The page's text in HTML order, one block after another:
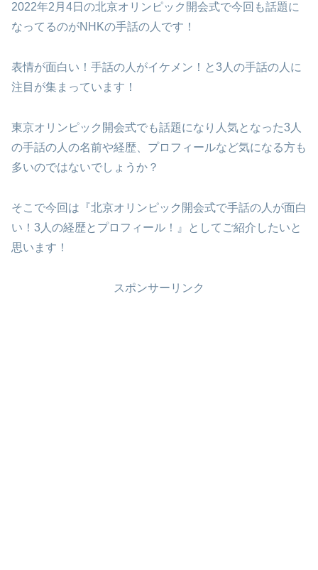
2022年2月4日の北京オリンピック開会式で今回も話題に
なってるのがNHKの手話の人です！
表情が面白い！手話の人がイケメン！と3人の手話の人に
注目が集まっています！
東京オリンピック開会式でも話題になり人気となった3人
の手話の人の名前や経歴、プロフィールなど気になる方も
多いのではないでしょうか？
そこで今回は『北京オリンピック開会式で手話の人が面白
い！3人の経歴とプロフィール！』としてご紹介したいと
思います！
スポンサーリンク